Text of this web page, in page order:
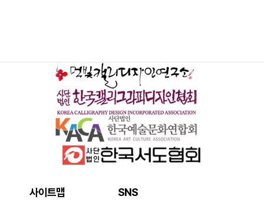
사이트맵 SNS